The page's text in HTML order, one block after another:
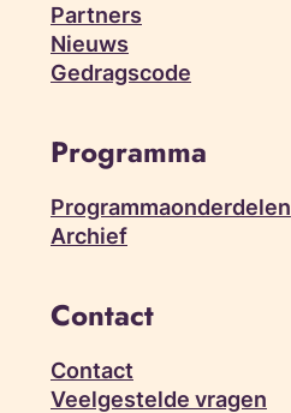
Partners
Nieuws
Gedragscode
Programma
Programmaonderdelen
Archief
Contact
Contact
Veelgestelde vragen